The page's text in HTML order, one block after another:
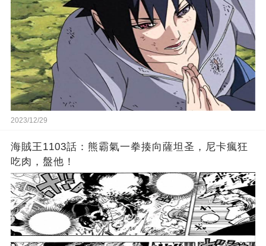
2023/12/29
海賊王1103話：熊霸氣一拳揍向薩坦圣，尼卡瘋狂
吃肉，盤他！